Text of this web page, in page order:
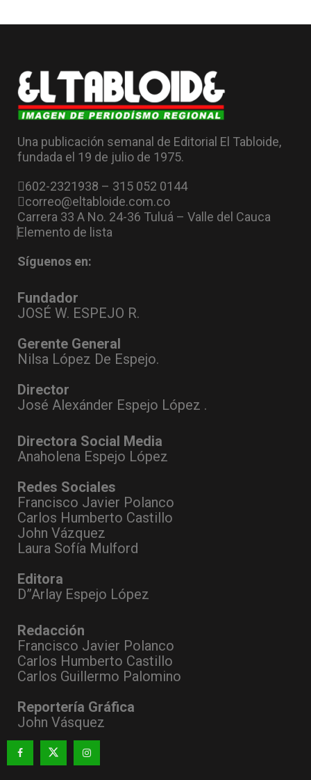
Una publicación semanal de Editorial El Tabloide,
fundada el 19 de julio de 1975.
602-2321938 – 315 052 0144
correo@eltabloide.com.co
Carrera 33 A No. 24-36 Tuluá – Valle del Cauca
Elemento de lista
Síguenos en:
Fundador
JOSÉ W. ESPEJO R.
Gerente General
Nilsa López De Espejo.
Director
José Alexánder Espejo López .
Directora Social Media
Anaholena Espejo López
Redes Sociales
Francisco Javier Polanco
Carlos Humberto Castillo
John Vázquez
Laura Sofía Mulford
Editora
D”Arlay Espejo López
Redacción
Francisco Javier Polanco
Carlos Humberto Castillo
Carlos Guillermo Palomino
Reportería Gráfica
John Vásquez